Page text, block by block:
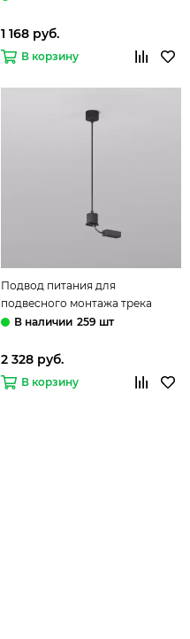
1 168 руб.
В корзину
Подвод питания для
подвесного монтажа трека
TR2124-BK чёрный Smart Base
259 шт
2 328 руб.
В корзину